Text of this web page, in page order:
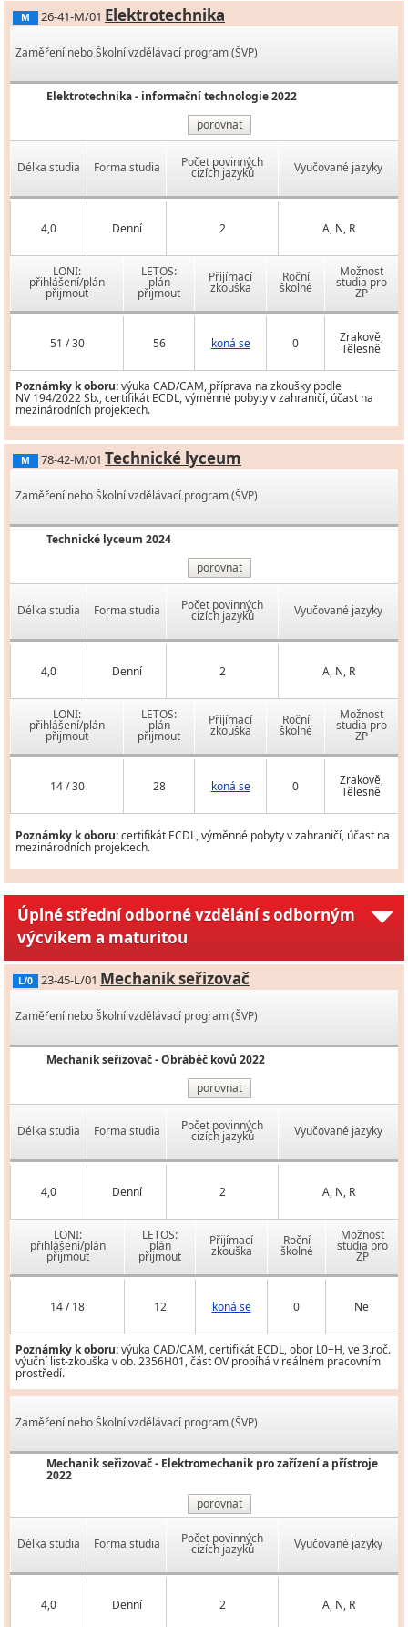
M 26-41-M/01 Elektrotechnika
Zaměření nebo Školní vzdělávací program (ŠVP)
Elektrotechnika - informační technologie 2022
porovnat
Délka studia Forma studia Počet povinných
cizích jazyků Vyučované jazyky
4,0 Denní 2 A, N, R
LONI:
přihlášení/plán
přijmout
LETOS:
plán
přijmout
Přijímací
zkouška
Roční
školné
Možnost
studia pro
ZP
51 / 30 56 koná se 0 Zrakově,
Tělesně
Poznámky k oboru:výuka CAD/CAM, příprava na zkoušky podle
NV 194/2022 Sb., certifikát ECDL, výměnné pobyty v zahraničí, účast na
mezinárodních projektech.
M 78-42-M/01 Technické lyceum
Zaměření nebo Školní vzdělávací program (ŠVP)
Technické lyceum 2024
porovnat
Délka studia Forma studia Počet povinných
cizích jazyků Vyučované jazyky
4,0 Denní 2 A, N, R
LONI:
přihlášení/plán
přijmout
LETOS:
plán
přijmout
Přijímací
zkouška
Roční
školné
Možnost
studia pro
ZP
14 / 30 28 koná se 0 Zrakově,
Tělesně
Poznámky k oboru:certifikát ECDL, výměnné pobyty v zahraničí, účast na
mezinárodních projektech.
Úplné střední odborné vzdělání s odborným
výcvikem a maturitou
L/0 23-45-L/01 Mechanik seřizovač
Zaměření nebo Školní vzdělávací program (ŠVP)
Mechanik seřizovač - Obráběč kovů 2022
porovnat
Délka studia Forma studia Počet povinných
cizích jazyků Vyučované jazyky
4,0 Denní 2 A, N, R
LONI:
přihlášení/plán
přijmout
LETOS:
plán
přijmout
Přijímací
zkouška
Roční
školné
Možnost
studia pro
ZP
14 / 18 12 koná se 0 Ne
Poznámky k oboru:výuka CAD/CAM, certifikát ECDL, obor L0+H, ve 3.roč.
výuční list-zkouška v ob. 2356H01, část OV probíhá v reálném pracovním
prostředí.
Zaměření nebo Školní vzdělávací program (ŠVP)
Mechanik seřizovač - Elektromechanik pro zařízení a přístroje
2022
porovnat
Délka studia Forma studia Počet povinných
cizích jazyků Vyučované jazyky
4,0 Denní 2 A, N, R